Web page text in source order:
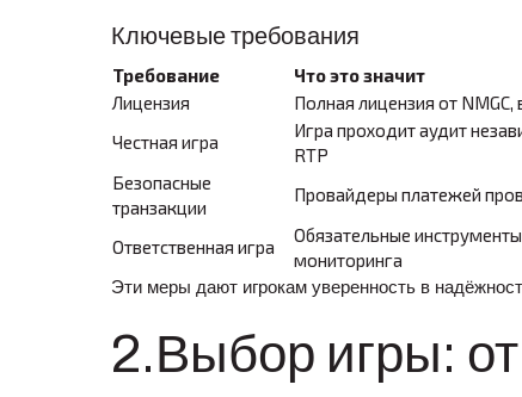
Ключевые требования
Требование
Что это значит
Лицензия
Полная лицензия от
Честная игра
Игра проходит аудит
RTP
Безопасные
транзакции
Провайдеры платежей
Ответственная игра
Обязательные
мониторинга
Эти меры дают игрокам уверенность в
2.Выбор игры: